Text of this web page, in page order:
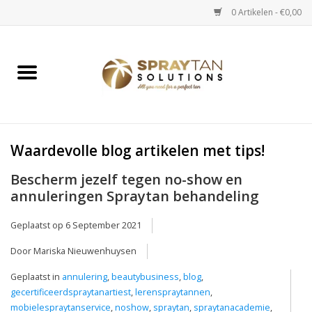
0 Artikelen - €0,00
Home
Spray Tan Starterspakketten
Spray Tan Vloeistoffen
Selftan producten
Verzorging / Accessoires
Waardevolle blog artikelen met tips!
Bescherm jezelf tegen no-show en
annuleringen Spraytan behandeling
Geplaatst op 6 September 2021
Door Mariska Nieuwenhuysen
Geplaatst in annulering,beautybusiness,blog,
gecertificeerdspraytanartiest,lerenspraytannen,
mobielespraytanservice,noshow, spraytan, spraytanacademie,